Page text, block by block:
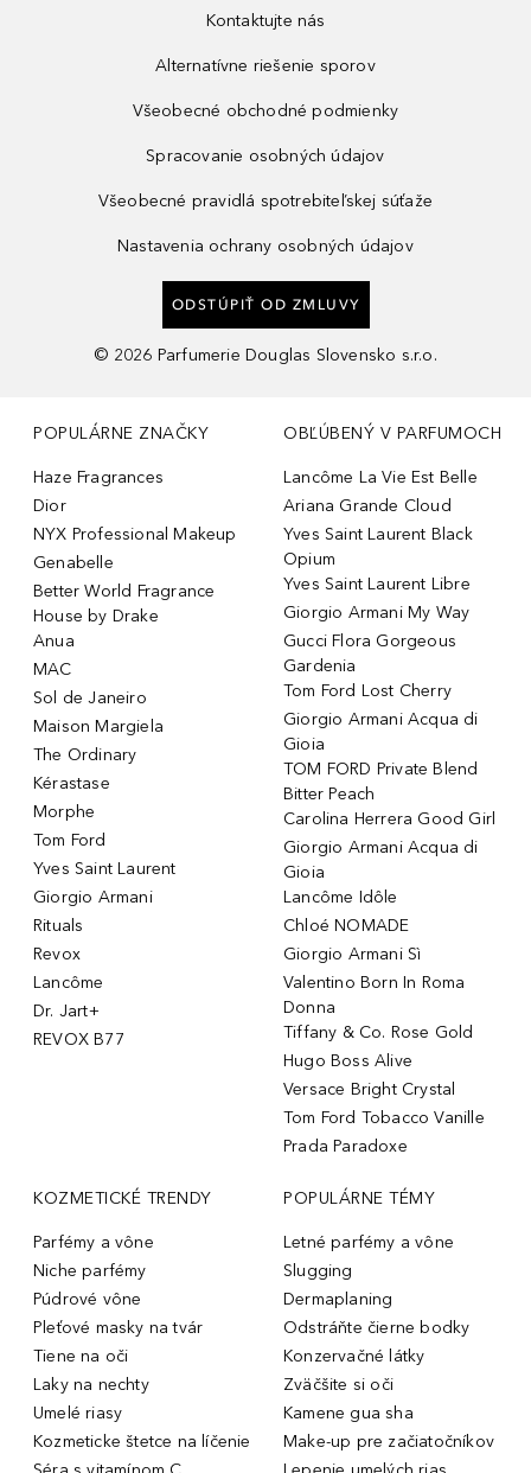
Kontaktujte nás
Alternatívne riešenie sporov
Všeobecné obchodné podmienky
Spracovanie osobných údajov
Všeobecné pravidlá spotrebiteľskej súťaže
Nastavenia ochrany osobných údajov
ODSTÚPIŤ OD ZMLUVY
© 2026 Parfumerie Douglas Slovensko s.r.o.
POPULÁRNE ZNAČKY
Haze Fragrances
Dior
NYX Professional Makeup
Genabelle
Better World Fragrance
House by Drake
Anua
MAC
Sol de Janeiro
Maison Margiela
The Ordinary
Kérastase
Morphe
Tom Ford
Yves Saint Laurent
Giorgio Armani
Rituals
Revox
Lancôme
Dr. Jart+
REVOX B77
OBĽÚBENÝ V PARFUMOCH
Lancôme La Vie Est Belle
Ariana Grande Cloud
Yves Saint Laurent Black
Opium
Yves Saint Laurent Libre
Giorgio Armani My Way
Gucci Flora Gorgeous
Gardenia
Tom Ford Lost Cherry
Giorgio Armani Acqua di
Gioia
TOM FORD Private Blend
Bitter Peach
Carolina Herrera Good Girl
Giorgio Armani Acqua di
Gioia
Lancôme Idôle
Chloé NOMADE
Giorgio Armani Sì
Valentino Born In Roma
Donna
Tiffany & Co. Rose Gold
Hugo Boss Alive
Versace Bright Crystal
Tom Ford Tobacco Vanille
Prada Paradoxe
KOZMETICKÉ TRENDY
Parfémy a vône
Niche parfémy
Púdrové vône
Pleťové masky na tvár
Tiene na oči
Laky na nechty
Umelé riasy
Kozmeticke štetce na líčenie
POPULÁRNE TÉMY
Letné parfémy a vône
Slugging
Dermaplaning
Odstráňte čierne bodky
Konzervačné látky
Zväčšite si oči
Kamene gua sha
Make-up pre začiatočníkov